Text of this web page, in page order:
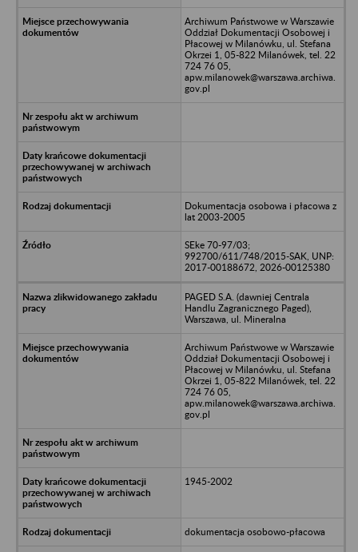
Archiwum Państwowe w Warszawie
Oddział Dokumentacji Osobowej i
Płacowej w Milanówku, ul. Stefana
Okrzei 1, 05-822 Milanówek, tel. 22
724 76 05,
apw.milanowek@warszawa.archiwa.
gov.pl
Dokumentacja osobowa i płacowa z
lat 2003-2005
SEke 70-97/03;
992700/611/748/2015-SAK, UNP:
2017-00188672, 2026-00125380
PAGED S.A. (dawniej Centrala
Handlu Zagranicznego Paged),
Warszawa, ul. Mineralna
Archiwum Państwowe w Warszawie
Oddział Dokumentacji Osobowej i
Płacowej w Milanówku, ul. Stefana
Okrzei 1, 05-822 Milanówek, tel. 22
724 76 05,
apw.milanowek@warszawa.archiwa.
gov.pl
1945-2002
dokumentacja osobowo-płacowa